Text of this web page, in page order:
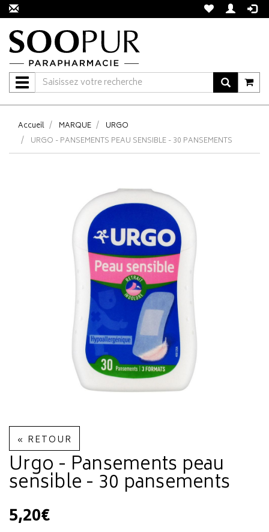
Navigation
Accueil MARQUE
URGO
URGO - PANSEMENTS PEAU SENSIBLE - 30 PANSEMENTS
« RETOUR
Urgo - Pansements peau
sensible - 30 pansements
5,20€